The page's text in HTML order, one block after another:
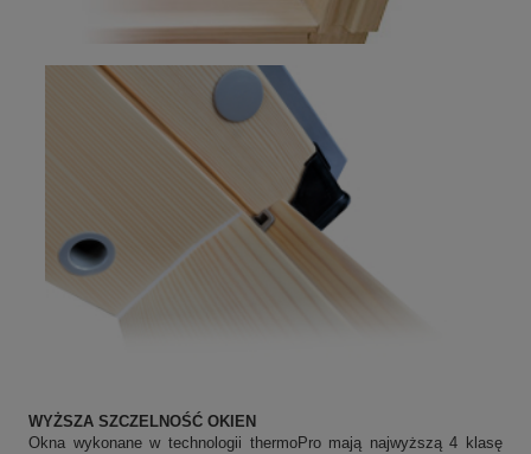
WYŻSZA SZCZELNOŚĆ OKIEN
Okna wykonane w technologii thermoPro mają najwyższą 4 klasę